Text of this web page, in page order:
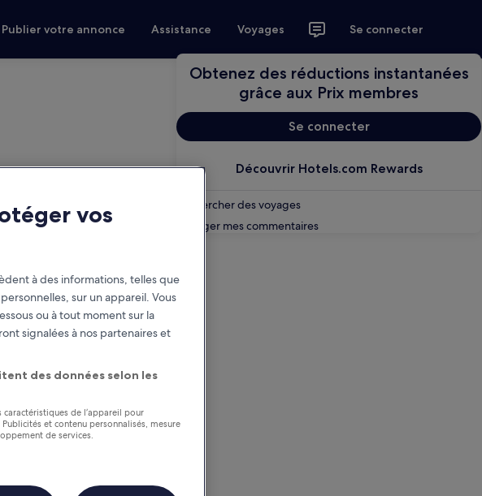
Publier votre annonce Assistance Voyages Se connecter
Obtenez des réductions instantanées
grâce aux Prix membres
Se connecter
Découvrir Hotels.com Rewards
Rechercher des voyages
Partager mes commentaires
vos
à des informations, telles que
sur un appareil. Vous
ou à tout moment sur la
signalées à nos partenaires et
des données selon les
de l’appareil pour
et contenu personnalisés, mesure
de services.